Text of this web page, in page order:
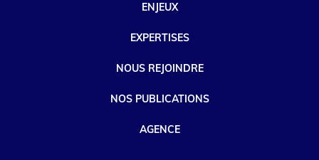
ENJEUX
EXPERTISES
NOUS REJOINDRE
NOS PUBLICATIONS
AGENCE